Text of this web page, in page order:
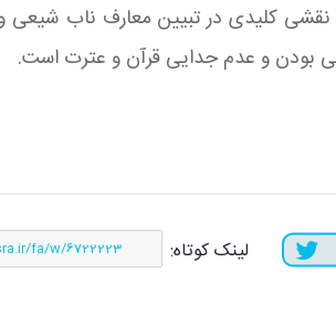
کلیدی در تبیین معارف ناب شیعی
بودن و عدم جدایی قرآن و عترت است.
لینک کوتاه: